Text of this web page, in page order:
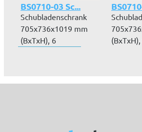
BS0710-03 Sc...
Schubladenschrank
705x736x1019 mm
(BxTxH), 6
(BxTxH),